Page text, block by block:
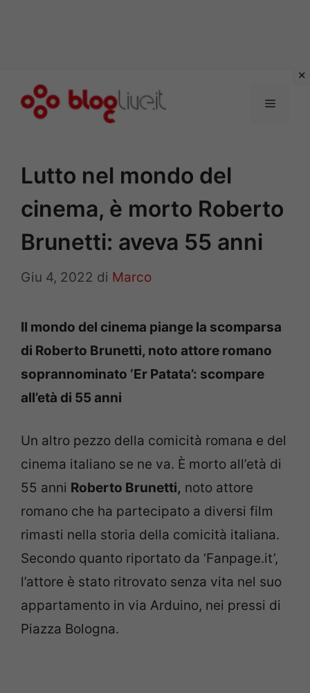
Menu
Lutto nel mondo del
cinema, è morto Roberto
Brunetti: aveva 55 anni
Giu 4, 2022 di Marco
Il mondo del cinema piange la scomparsa
di Roberto Brunetti, noto attore romano
soprannominato ‘Er Patata’: scompare
all’età di 55 anni
Un altro pezzo della comicità romana e del
cinema italiano se ne va. È morto all’età di
55 anni Roberto Brunetti, noto attore
romano che ha partecipato a diversi film
rimasti nella storia della comicità italiana.
Secondo quanto riportato da ‘Fanpage.it’,
l’attore è stato ritrovato senza vita nel suo
appartamento in via Arduino, nei pressi di
Piazza Bologna.